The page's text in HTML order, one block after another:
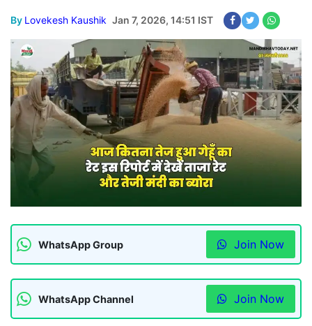
By Lovekesh Kaushik Jan 7, 2026, 14:51 IST
WhatsApp Group Join Now
WhatsApp Channel Join Now